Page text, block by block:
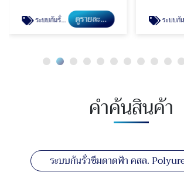
ระบบกันรั่วซึมหลังคาเมทัลชีท ดูรายละเอียด ระบบกันรั่วซึม PU
คำค้นสินค้า
ระบบกันรั่วซึมดาดฟ้า คสล.